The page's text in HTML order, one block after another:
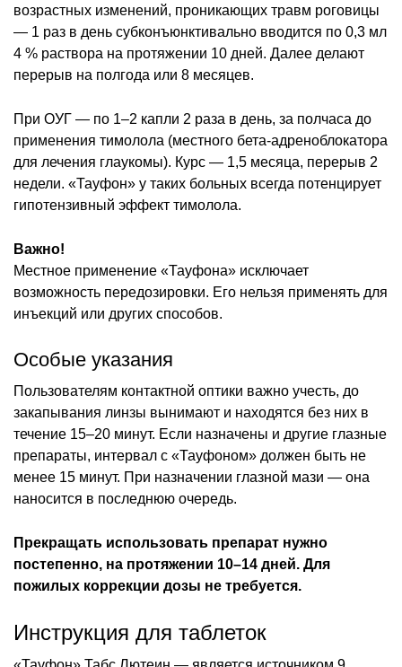
возрастных изменений, проникающих травм роговицы
— 1 раз в день субконъюнктивально вводится по 0,3 мл
4 % раствора на протяжении 10 дней. Далее делают
перерыв на полгода или 8 месяцев.
При ОУГ — по 1–2 капли 2 раза в день, за полчаса до
применения тимолола (местного бета-адреноблокатора
для лечения глаукомы). Курс — 1,5 месяца, перерыв 2
недели. «Тауфон» у таких больных всегда потенцирует
гипотензивный эффект тимолола.
Важно!
Местное применение «Тауфона» исключает
возможность передозировки. Его нельзя применять для
инъекций или других способов.
Особые указания
Пользователям контактной оптики важно учесть, до
закапывания линзы вынимают и находятся без них в
течение 15–20 минут. Если назначены и другие глазные
препараты, интервал с «Тауфоном» должен быть не
менее 15 минут. При назначении глазной мази — она
наносится в последнюю очередь.
Прекращать использовать препарат нужно
постепенно, на протяжении 10–14 дней. Для
пожилых коррекции дозы не требуется.
Инструкция для таблеток